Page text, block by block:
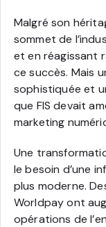
Malgré son
sommet de
et en réagissant
ce succès. Mais
sophistiquée et
que FIS devait
marketing
Une
le besoin d’une
plus moderne.
Worldpay ont
opérations de